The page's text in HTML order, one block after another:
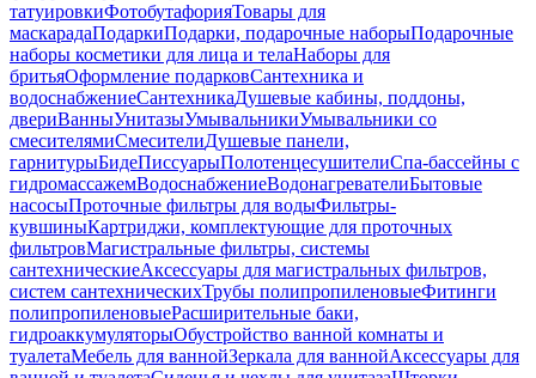
татуировкиФотобутафорияТовары для
маскарадаПодаркиПодарки, подарочные наборыПодарочные
наборы косметики для лица и телаНаборы для
бритьяОформление подарковСантехника и
водоснабжениеСантехникаДушевые кабины, поддоны,
двериВанныУнитазыУмывальникиУмывальники со
смесителямиСмесителиДушевые панели,
гарнитурыБидеПиссуарыПолотенцесушителиСпа-бассейны с
гидромассажемВодоснабжениеВодонагревателиБытовые
насосыПроточные фильтры для водыФильтры-
кувшиныКартриджи, комплектующие для проточных
фильтровМагистральные фильтры, системы
сантехническиеАксессуары для магистральных фильтров,
систем сантехническихТрубы полипропиленовыеФитинги
полипропиленовыеРасширительные баки,
гидроаккумуляторыОбустройство ванной комнаты и
туалетаМебель для ваннойЗеркала для ваннойАксессуары для